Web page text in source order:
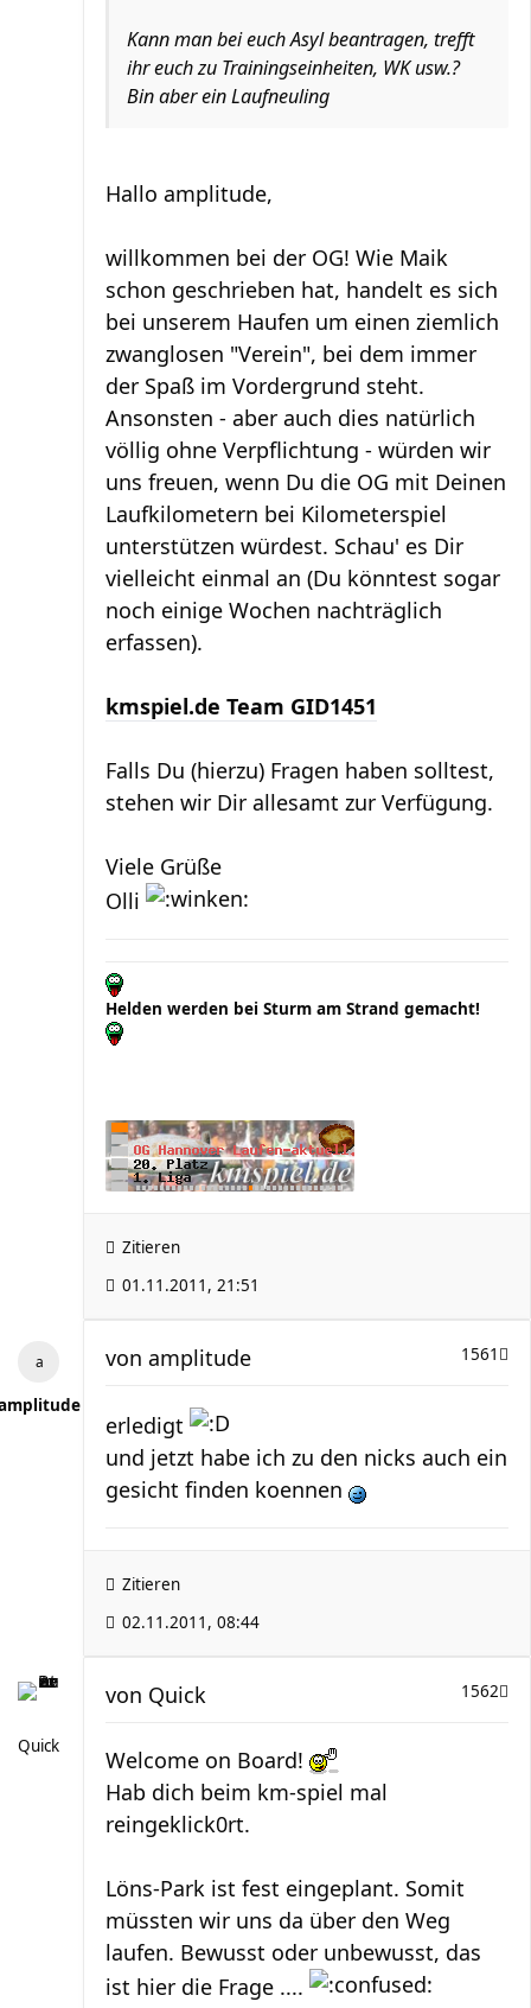
Kann man bei euch Asyl beantragen, trefft
ihr euch zu Trainingseinheiten, WK usw.?
Bin aber ein Laufneuling
Hallo amplitude,
willkommen bei der OG! Wie Maik
schon geschrieben hat, handelt es sich
bei unserem Haufen um einen ziemlich
zwanglosen "Verein", bei dem immer
der Spaß im Vordergrund steht.
Ansonsten - aber auch dies natürlich
völlig ohne Verpflichtung - würden wir
uns freuen, wenn Du die OG mit Deinen
Laufkilometern bei Kilometerspiel
unterstützen würdest. Schau' es Dir
vielleicht einmal an (Du könntest sogar
noch einige Wochen nachträglich
erfassen).
kmspiel.de Team GID1451
Falls Du (hierzu) Fragen haben solltest,
stehen wir Dir allesamt zur Verfügung.
Viele Grüße
Olli
Helden werden bei Sturm am Strand gemacht!
Zitieren
01.11.2011, 21:51
1561
von amplitude
erledigt
und jetzt habe ich zu den nicks auch ein
gesicht finden koennen
Zitieren
02.11.2011, 08:44
Quick
1562
von Quick
Welcome on Board!
Hab dich beim km-spiel mal
reingeklick0rt.
Löns-Park ist fest eingeplant. Somit
müssten wir uns da über den Weg
laufen. Bewusst oder unbewusst, das
ist hier die Frage ....